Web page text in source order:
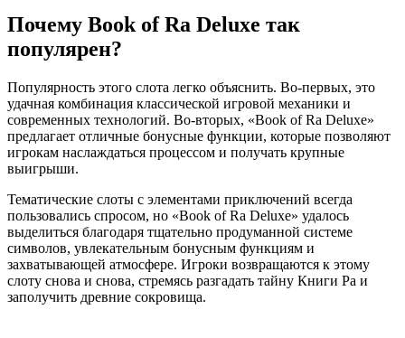
Почему Book of Ra Deluxe так
популярен?
Популярность этого слота легко объяснить. Во-первых, это
удачная комбинация классической игровой механики и
современных технологий. Во-вторых, «Book of Ra Deluxe»
предлагает отличные бонусные функции, которые позволяют
игрокам наслаждаться процессом и получать крупные
выигрыши.
Тематические слоты с элементами приключений всегда
пользовались спросом, но «Book of Ra Deluxe» удалось
выделиться благодаря тщательно продуманной системе
символов, увлекательным бонусным функциям и
захватывающей атмосфере. Игроки возвращаются к этому
слоту снова и снова, стремясь разгадать тайну Книги Ра и
заполучить древние сокровища.